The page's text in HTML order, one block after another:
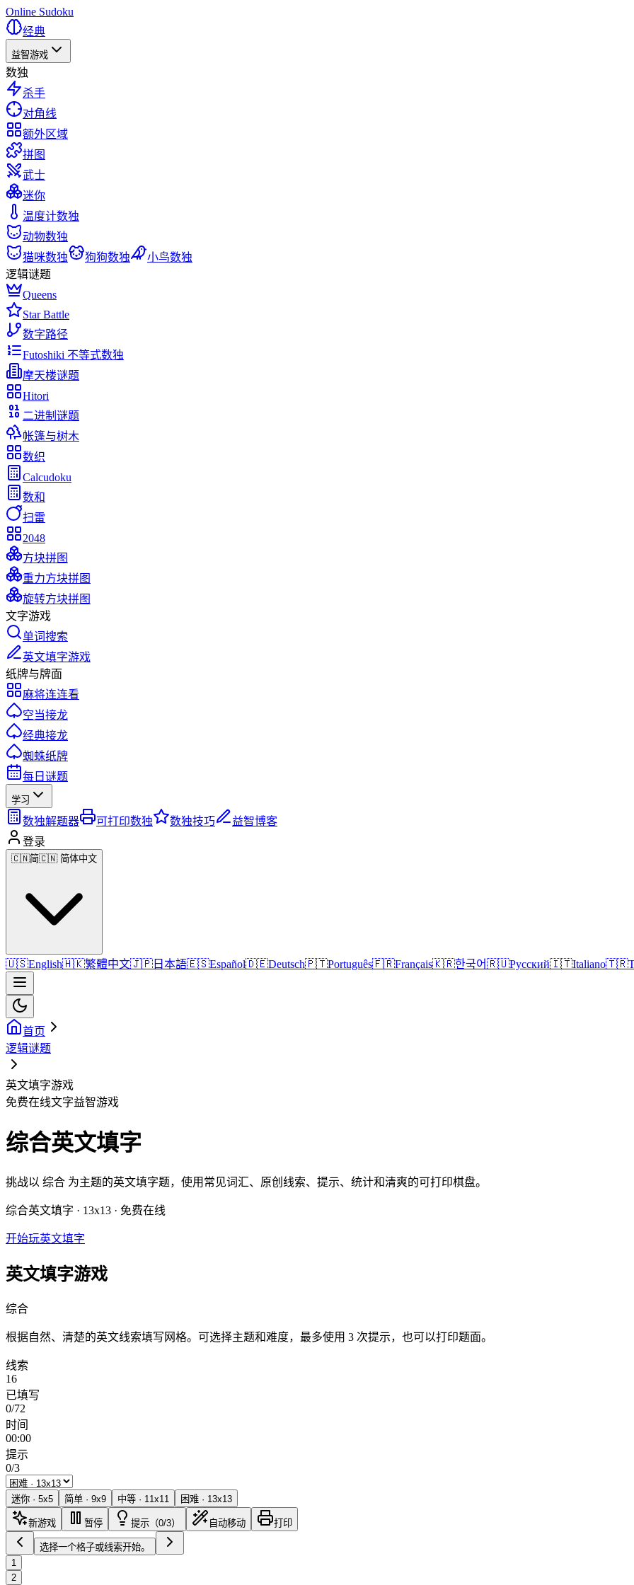
Online Sudoku
经典
益智游戏
数独
杀手
对角线
额外区域
拼图
武士
迷你
温度计数独
动物数独
猫咪数独
狗狗数独
小鸟数独
逻辑谜题
Queens
Star Battle
数字路径
Futoshiki 不等式数独
摩天楼谜题
Hitori
二进制谜题
帐篷与树木
数织
Calcudoku
数和
扫雷
2048
方块拼图
重力方块拼图
旋转方块拼图
文字游戏
单词搜索
英文填字游戏
纸牌与牌面
麻将连连看
空当接龙
经典接龙
蜘蛛纸牌
每日谜题
学习
数独解题器 可打印数独 数独技巧
益智博客
登录
🇨🇳简🇨🇳 简体中文
🇺🇸English🇭🇰繁體中文🇯🇵 日本語🇪🇸Español🇩🇪Deutsch🇵🇹Português🇫🇷Français🇰🇷한국어🇷🇺Русский🇮🇹Italiano🇹🇷
首页
逻辑谜题
英文填字游戏
免费在线文字益智游戏
综合英文填字
挑战以 综合 为主题的英文填字题，使用常见词汇、原创线索、提示、统计和清爽的可打印棋盘。
综合英文填字 · 13x13 · 免费在线
开始玩英文填字
英文填字游戏
综合
根据自然、清楚的英文线索填写网格。可选择主题和难度，最多使用 3 次提示，也可以打印题面。
线索
16
已填写
0/72
时间
00:00
提示
0/3
迷你 · 5x5 简单 · 9x9 中等 · 11x11 困难 · 13x13
新游戏 暂停 提示（0/3） 自动移动 打印
选择一个格子或线索开始。
1
2